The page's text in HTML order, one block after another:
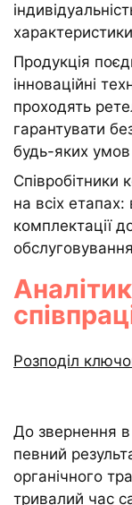
Продукція
інноваційні
проходять
гарантувати
будь-яких умов
Співробітники
на всіх
комплектації
Розподіл
До звернення
певний
органічного
тривалий час